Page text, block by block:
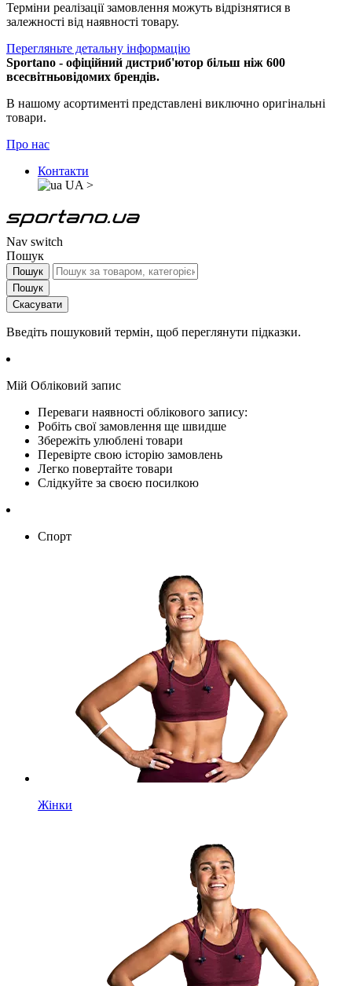
Терміни реалізації замовлення можуть відрізнятися в
залежності від наявності товару.
Перегляньте детальну інформацію
Sportano - офіційний дистриб'ютор більш ніж 600
всесвітньовідомих брендів.
В нашому асортименті представлені виключно оригінальні
товари.
Про нас
Контакти
UA >
Nav switch
Пошук
Пошук
Пошук
Скасувати
Введіть пошуковий термін, щоб переглянути підказки.
Мій Обліковий запис
Переваги наявності облікового запису:
Робіть свої замовлення ще швидше
Збережіть улюблені товари
Перевірте свою історію замовлень
Легко повертайте товари
Слідкуйте за своєю посилкою
Спорт
Жінки